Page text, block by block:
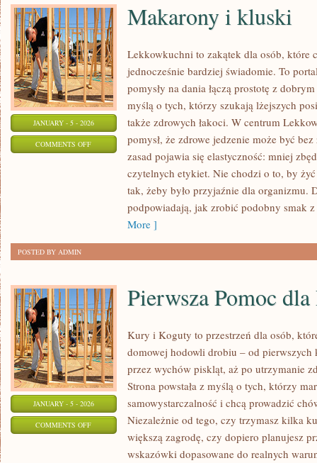
JANUARY - 5 - 2026
COMMENTS OFFON
MAKARONY
Makarony i kluski
Lekkowkuchni to zakątek dla osób, które
jednocześnie bardziej świadomie. To
pomysły na dania łączą prostotę z dobrym
myślą o tych, którzy szukają lżejszych
także zdrowych łakoci. W centrum
pomysł, że zdrowe jedzenie może być
zasad pojawia się elastyczność: mniej
czytelnych etykiet. Nie chodzi o to, by
tak, żeby było przyjaźnie dla organizmu.
podpowiadają, jak zrobić podobny smak
More ]
POSTED BY ADMIN
JANUARY - 5 - 2026
COMMENTS OFFON
Pierwsza Pomoc
Kury i Koguty to przestrzeń dla osób,
domowej hodowli drobiu – od
przez wychów piskląt, aż po utrzymanie
Strona powstała z myślą o tych, którzy
samowystarczalność i chcą prowadzić
Niezależnie od tego, czy trzymasz kilka
większą zagrodę, czy dopiero planujesz
wskazówki dopasowane do realnych